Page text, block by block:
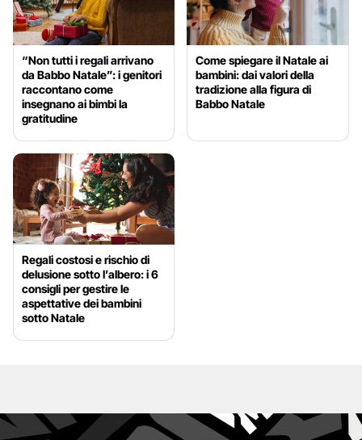
“Non tutti i regali arrivano
da Babbo Natale”: i genitori
raccontano come
insegnano ai bimbi la
gratitudine
Come spiegare il Natale ai
bambini: dai valori della
tradizione alla figura di
Babbo Natale
Regali costosi e rischio di
delusione sotto l’albero: i 6
consigli per gestire le
aspettative dei bambini
sotto Natale